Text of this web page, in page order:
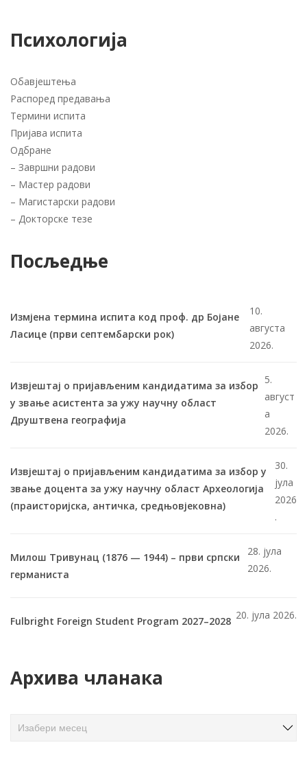
Психологија
Обавјештења
Распоред предавања
Термини испита
Пријава испита
Одбране
– Завршни радови
– Мастер радови
– Магистарски радови
– Докторске тезе
Посљедње
Измјена термина испита код проф. др Бојане
Ласице (први септембарски рок)
10.
августа
2026.
Извјештај о пријављеним кандидатима за избор
у звање асистента за ужу научну област
Друштвена географија
5.
август
а
2026.
Извјештај о пријављеним кандидатима за избор у
звање доцента за ужу научну област Археологија
(праисторијска, античка, средњовјековна)
30.
јула
2026
.
Милош Тривунац (1876 — 1944) – први српски
германиста
28. јула
2026.
Fulbright Foreign Student Program 2027–2028 20. јула 2026.
Архива чланака